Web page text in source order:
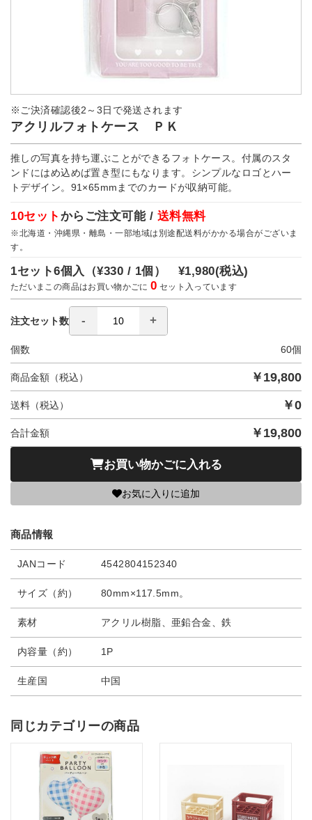
※ご決済確認後2～3日で発送されます
アクリルフォトケース ＰＫ
推しの写真を持ち運ぶことができるフォトケース。付属のスタ
ンドにはめ込めば置き型にもなります。シンプルなロゴとハー
トデザイン。91×65mmまでのカードが収納可能。
10セット からご注文可能 / 送料無料
※北海道・沖縄県・離島・一部地域は別途配送料がかかる場合がございま
す。
1セット6個入（¥330 / 1個） ¥1,980(税込)
ただいまこの商品はお買い物かごに0 セット入っています
注文セット数
個数 60個
商品金額（税込） ￥ 19,800
送料（税込） ￥0
合計金額 ￥ 19,800
お買い物かごに入れる
お気に入りに追加
商品情報
JANコード 4542804152340
サイズ（約） 80mm×117.5mm。
素材 アクリル樹脂、亜鉛合金、鉄
内容量（約） 1P
生産国 中国
同じカテゴリーの商品